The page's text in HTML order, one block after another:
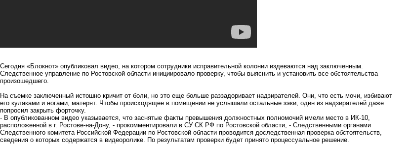
Сегодня «Блокнот» опубликовал видео, на котором сотрудники исправительной колонии издеваются над заключенным.
Следственное управление по Ростовской области инициировало проверку, чтобы выяснить и установить все обстоятельства
произошедшего.
На съемке заключенный истошно кричит от боли, но это еще больше раззадоривает надзирателей. Они, что есть мочи, избивают
его кулаками и ногами, матерят. Чтобы происходящее в помещении не услышали остальные зэки, один из надзирателей даже
попросил закрыть форточку.
- В опубликованном видео указывается, что заснятые факты превышения должностных полномочий имели место в ИК-10,
расположенной в г. Ростове-на-Дону, - прокомментировали в СУ СК РФ по Ростовской области, - Следственными органами
Следственного комитета Российской Федерации по Ростовской области проводится доследственная проверка обстоятельств,
сведения о которых содержатся в видеоролике. По результатам проверки будет принято процессуальное решение.